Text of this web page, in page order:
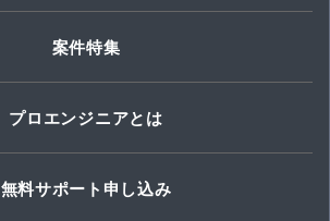
案件特集
プロエンジニアとは
無料サポート申し込み